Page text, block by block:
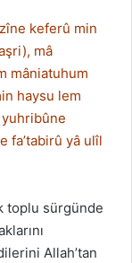
keferû min
mâ
mâniatuhum
haysu lem
fa’tabirû yâ ulîl
toplu sürgünde
Allah’tan